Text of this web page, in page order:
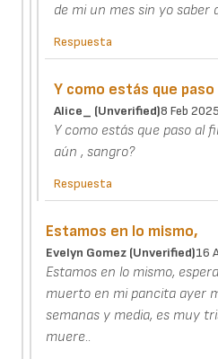
de mi un mes sin yo saber
Respuesta
Y como estás que
Alice_ (unverified)8 Feb 2025
Y como estás que paso al
aún , sangro?
Respuesta
Estamos en lo mismo,
Evelyn Gomez (unverified)16
Estamos en lo mismo,
muerto en mi pancita ayer
semanas y media, es muy
muere..